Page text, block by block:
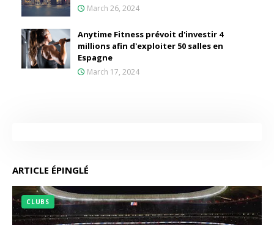
March 26, 2024
Anytime Fitness prévoit d'investir 4
millions afin d'exploiter 50 salles en
Espagne
March 17, 2024
ARTICLE ÉPINGLÉ
CLUBS